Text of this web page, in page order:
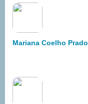
Mariana Coelho Prado